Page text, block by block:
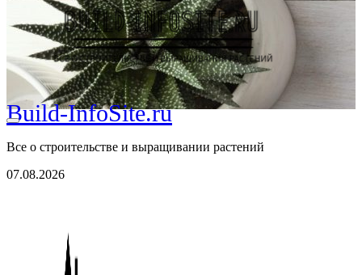
Build-InfoSite.ru
Все о строительстве и выращивании растений
07.08.2026